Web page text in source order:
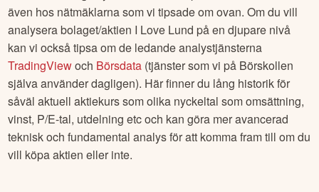
även hos nätmäklarna som vi tipsade om ovan. Om du vill
analysera bolaget/aktien I Love Lund på en djupare nivå
kan vi också tipsa om de ledande analystjänsterna
TradingViewoch Börsdata (tjänster som vi på Börskollen
själva använder dagligen). Här finner du lång historik för
såväl aktuell aktiekurs som olika nyckeltal som omsättning,
vinst, P/E-tal, utdelning etc och kan göra mer avancerad
teknisk och fundamental analys för att komma fram till om du
vill köpa aktien eller inte.